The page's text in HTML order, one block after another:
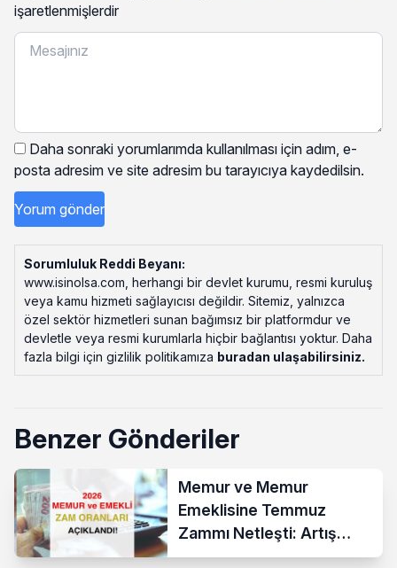
işaretlenmişlerdir
Daha sonraki yorumlarımda kullanılması için adım, e-
posta adresim ve site adresim bu tarayıcıya kaydedilsin.
Sorumluluk Reddi Beyanı:
www.isinolsa.com, herhangi bir devlet kurumu, resmi kuruluş
veya kamu hizmeti sağlayıcısı değildir. Sitemiz, yalnızca
özel sektör hizmetleri sunan bağımsız bir platformdur ve
devletle veya resmi kurumlarla hiçbir bağlantısı yoktur. Daha
fazla bilgi için gizlilik politikamıza buradan ulaşabilirsiniz.
Benzer Gönderiler
Memur ve Memur
Emeklisine Temmuz
Zammı Netleşti: Artış
Yüzde 13,52 Oldu